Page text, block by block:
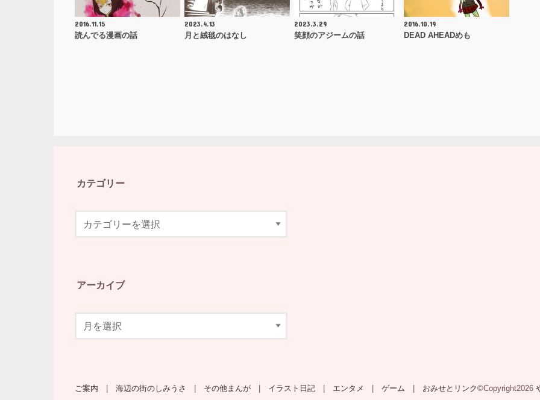
2016.11.15
読んでる漫画の話
2023.4.13
月と絨毯のはなし
2023.3.29
笑顔のアジームの話
2016.10.19
DEAD AHEADめも
カテゴリー
アーカイブ
ご案内 海辺の街のしみうさ その他まんが イラスト日記 エンタメ ゲーム おみせとリンク©Copyright2026